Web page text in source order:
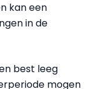
kan een
in de
best leeg
mogen